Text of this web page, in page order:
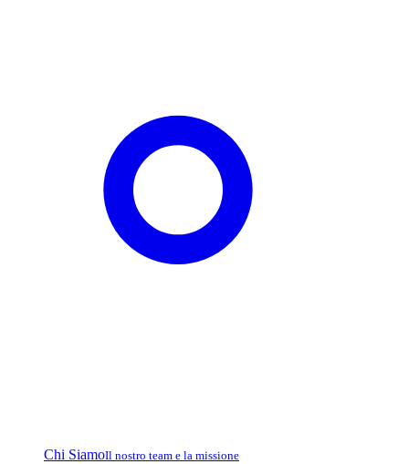
Chi SiamoIl nostro team e la missione